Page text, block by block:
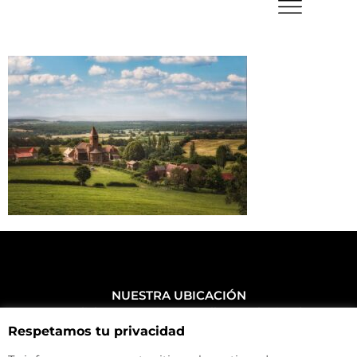
NUESTRA UBICACIÓN
Haz click aquí y mira como llegar a la tienda
CONTACTA CON NOSOTROS
+34 972 500 449
Respetamos tu privacidad